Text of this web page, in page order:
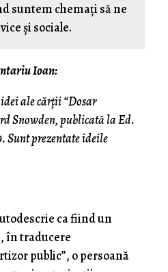
suntem chemaţi să ne
şi sociale.
Ioan:
ale cărții “Dosar
Snowden, publicată la Ed.
Sunt prezentate ideile
ca fiind un
în traducere
public”, o persoană